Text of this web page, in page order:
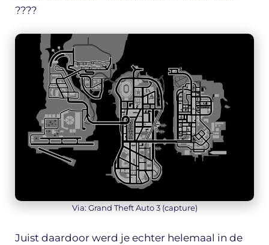
????️
Via: Grand Theft Auto 3 (capture)
Juist daardoor werd je echter helemaal in de